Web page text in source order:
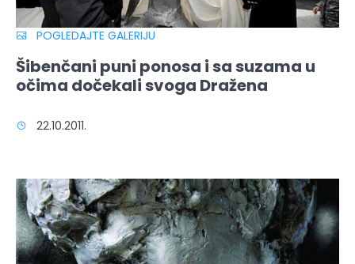
POGLEDAJTE GALERIJU
Šibenčani puni ponosa i sa suzama u
očima dočekali svoga Dražena
22.10.2011.